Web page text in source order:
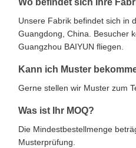
Wo befindet sich Ihre
Unsere Fabrik befindet sich in
Guangdong, China. Besucher
Guangzhou BAIYUN fliegen.
Kann ich Muster
Gerne stellen wir Muster zum
Was ist Ihr MOQ?
Die Mindestbestellmenge
Musterprüfung.